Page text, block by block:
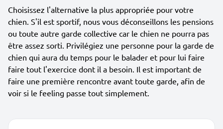
Choisissez l'alternative la plus appropriée pour votre
chien. S'il est sportif, nous vous déconseillons les pensions
ou toute autre garde collective car le chien ne pourra pas
être assez sorti. Privilégiez une personne pour la garde de
chien qui aura du temps pour le balader et pour lui faire
faire tout l'exercice dont il a besoin. Il est important de
faire une première rencontre avant toute garde, afin de
voir si le feeling passe tout simplement.